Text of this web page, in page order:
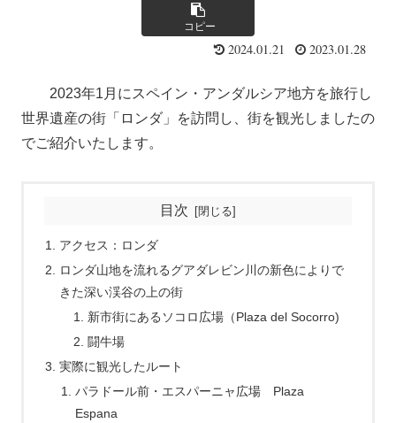
コピー
2024.01.21 2023.01.28
2023年1月にスペイン・アンダルシア地方を旅行し
世界遺産の街「ロンダ」を訪問し、街を観光しましたの
でご紹介いたします。
目次
アクセス：ロンダ
ロンダ山地を流れるグアダレビン川の新色によりで
きた深い渓谷の上の街
新市街にあるソコロ広場（Plaza del Socorro)
闘牛場
実際に観光したルート
パラドール前・エスパーニャ広場 Plaza
Espana